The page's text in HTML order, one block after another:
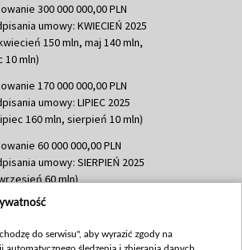
300 000 000,00 PLN
umowy: KWIECIEŃ 2025
150 mln, maj 140 mln,
10 mln)
170 000 000,00 PLN
umowy: LIPIEC 2025
160 mln, sierpień 10 mln)
60 000 000,00 PLN
umowy: SIERPIEŃ 2025
60 mln)
635 783 051,21 PLN
100 mln, październik 350
do serwisu", aby wyrazić zgody na